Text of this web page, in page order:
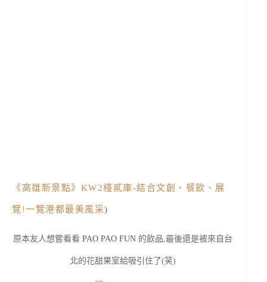
《高雄新景點》KW2棧貳庫-結合文創、餐飲、展
覽!一覽港都最美風采)
原本友人想嘗看看PAO PAO FUN 的飲品,最後還是被來自台
北的花甜果室給吸引住了(笑)